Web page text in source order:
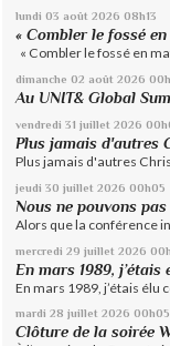
lundi 03 août 2026 08h13
« Combler le fossé
« Combler le fossé en
dimanche 02 août 2026
Au UNIT& Global
vendredi 31 juillet 2026
Plus jamais d'autres
Plus jamais d'autres
jeudi 30 juillet 2026 00h05
Nous ne pouvons
Alors que la conférence
mercredi 29 juillet 2026
En mars 1989,
En mars 1989, j’étais élu
mardi 28 juillet 2026 00h05
Clôture de la soirée